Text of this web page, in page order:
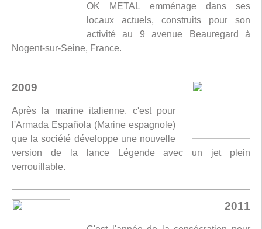
OK METAL emménage dans ses
locaux actuels, construits pour son
activité au 9 avenue Beauregard à
Nogent-sur-Seine, France.
2009
Après la marine italienne, c'est pour
l'Armada Española (Marine espagnole)
que la société développe une nouvelle
version de la lance Légende avec un jet plein
verrouillable.
2011